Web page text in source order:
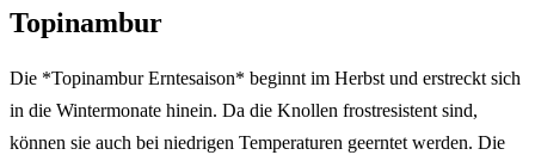
Topinambur
Die *Topinambur Erntesaison* beginnt im Herbst und erstreckt sich
in die Wintermonate hinein. Da die Knollen frostresistent sind,
können sie auch bei niedrigen Temperaturen geerntet werden. Die